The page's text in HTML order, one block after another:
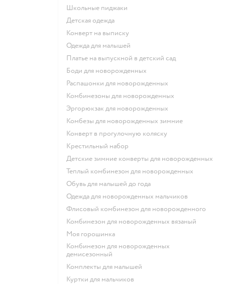
Школьные пиджаки
Детская одежда
Конверт на выписку
Одежда для малышей
Платье на выпускной в детский сад
Боди для новорожденных
Распашонки для новорожденных
Комбинезоны для новорожденных
Эргорюкзак для новорожденных
Комбезы для новорожденных зимние
Конверт в прогулочную коляску
Крестильный набор
Детские зимние конверты для новорожденных
Теплый комбинезон для новорожденных
Обувь для малышей до года
Одежда для новорожденных мальчиков
Флисовый комбинезон для новорожденного
Комбинезон для новорожденных вязаный
Моя горошинка
Комбинезон для новорожденных
демисезонный
Комплекты для малышей
Куртки для мальчиков